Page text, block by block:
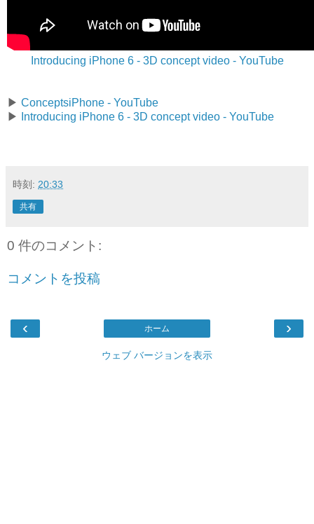
Introducing iPhone 6 - 3D concept video - YouTube
▶ ConceptsiPhone - YouTube
▶
Introducing iPhone 6 - 3D concept video - YouTube
時刻: 20:33
共有
0 件のコメント:
コメントを投稿
‹ ›
ホーム
ウェブ バージョンを表示